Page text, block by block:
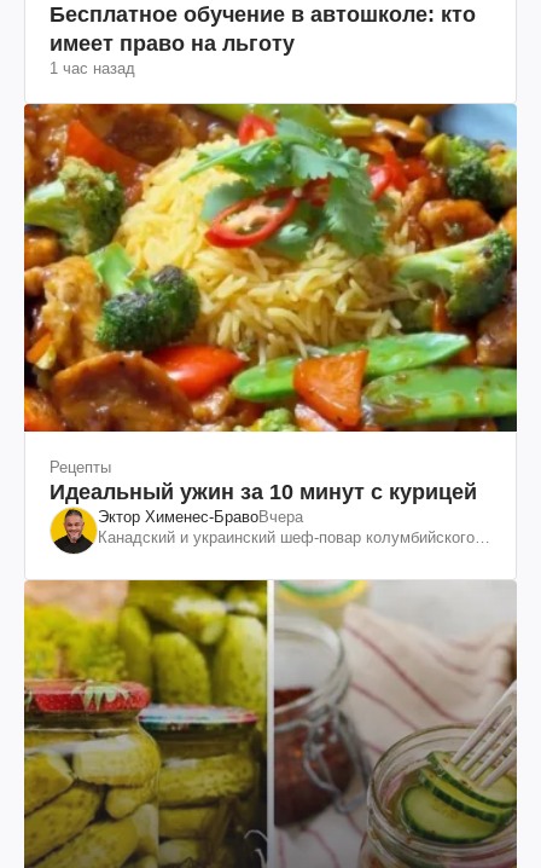
Бесплатное обучение в автошколе: кто
имеет право на льготу
1 час назад
Рецепты
Идеальный ужин за 10 минут с курицей
Эктор Хименес-БравоВчера
Канадский и украинский шеф-повар колумбийского